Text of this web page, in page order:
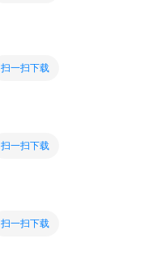
扫一扫下载
扫一扫下载
扫一扫下载